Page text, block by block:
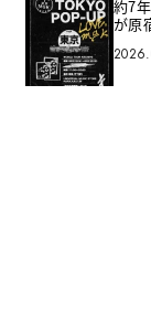
約7
が原